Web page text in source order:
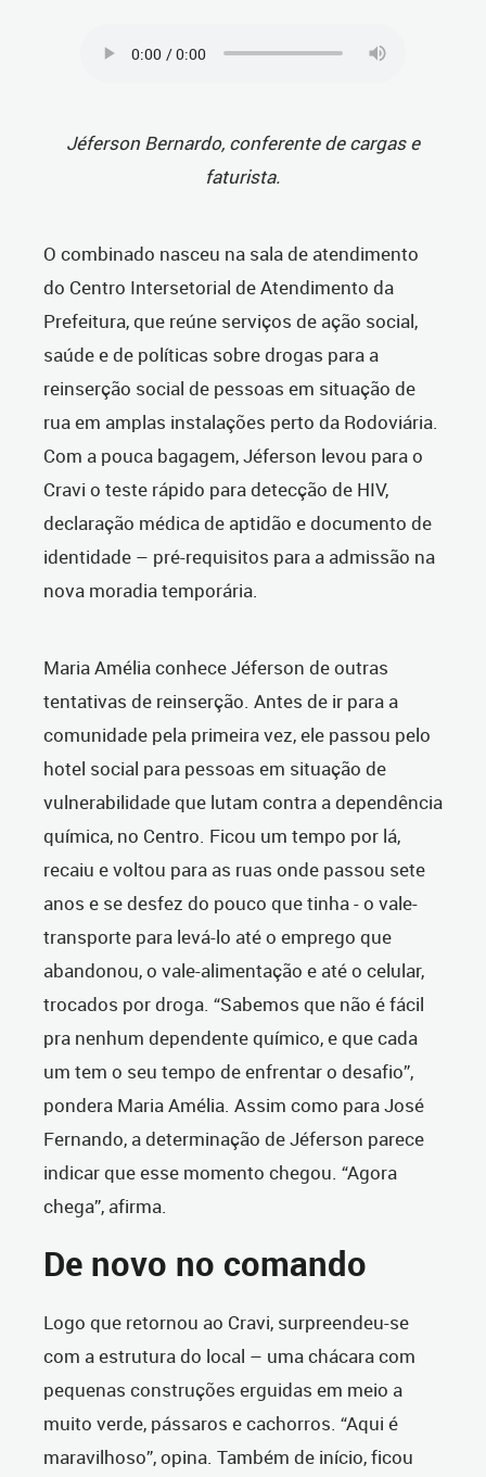
Jéferson Bernardo, conferente de cargas e
faturista.
O combinado nasceu na sala de atendimento
do Centro Intersetorial de Atendimento da
Prefeitura, que reúne serviços de ação social,
saúde e de políticas sobre drogas para a
reinserção social de pessoas em situação de
rua em amplas instalações perto da Rodoviária.
Com a pouca bagagem, Jéferson levou para o
Cravi o teste rápido para detecção de HIV,
declaração médica de aptidão e documento de
identidade – pré-requisitos para a admissão na
nova moradia temporária.
Maria Amélia conhece Jéferson de outras
tentativas de reinserção. Antes de ir para a
comunidade pela primeira vez, ele passou pelo
hotel social para pessoas em situação de
vulnerabilidade que lutam contra a dependência
química, no Centro. Ficou um tempo por lá,
recaiu e voltou para as ruas onde passou sete
anos e se desfez do pouco que tinha - o vale-
transporte para levá-lo até o emprego que
abandonou, o vale-alimentação e até o celular,
trocados por droga. “Sabemos que não é fácil
pra nenhum dependente químico, e que cada
um tem o seu tempo de enfrentar o desafio”,
pondera Maria Amélia. Assim como para José
Fernando, a determinação de Jéferson parece
indicar que esse momento chegou. “Agora
chega”, afirma.
De novo no comando
Logo que retornou ao Cravi, surpreendeu-se
com a estrutura do local – uma chácara com
pequenas construções erguidas em meio a
muito verde, pássaros e cachorros. “Aqui é
maravilhoso”, opina. Também de início, ficou